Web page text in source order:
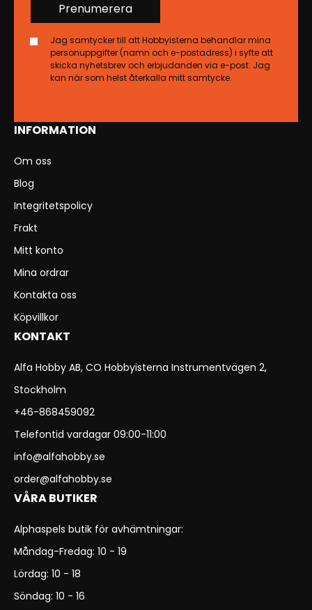
INFORMATION
Om oss
Blog
Integritetspolicy
Frakt
Mitt konto
Mina ordrar
Kontakta oss
Köpvillkor
KONTAKT
Alfa Hobby AB, CO Hobbyisterna Instrumentvägen 2,
Stockholm
+46-868459092
Telefontid vardagar 09:00-11:00
info@alfahobby.se
order@alfahobby.se
VÅRA BUTIKER
Alphaspels butik för avhämtningar:
Måndag-Fredag: 10 - 19
Lördag: 10 - 18
Söndag: 10 - 16
Prenumerera
Jag samtycker till att Hobbyisterna behandlar mina
personuppgifter (namn och e-postadress) i syfte att
skicka nyhetsbrev och erbjudanden via e-post. Jag
kan när som helst återkalla mitt samtycke.